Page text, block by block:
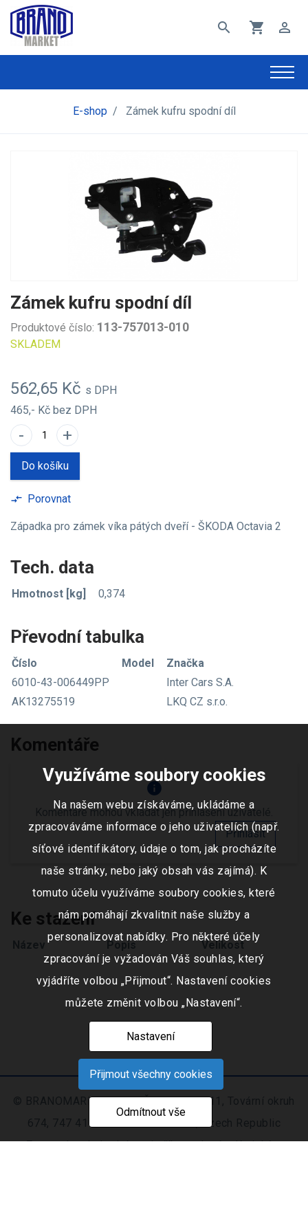
search shopping_cart perm_identity
E-shop / Zámek kufru spodní díl
Zámek kufru spodní díl
Produktové číslo: 113-757013-010
SKLADEM
562,65 Kč s DPH
465,- Kč bez DPH
- +
Do košíku
compare_arrows Porovnat
Západka pro zámek víka pátých dveří - ŠKODA Octavia 2
Tech. data
Hmotnost [kg] 0,374
Převodní tabulka
Číslo Model
Značka
6010-43-006449PP
Inter Cars S.A.
AK13275519
LKQ CZ s.r.o.
Komentáře
info
Komentáře mohou vkládat jen přihlášení uživatelé.
Přihlásit
Ke stažení
Název Popis Velikost
© BRANOMARKET s.r.o., IČO: 253 51 311, Tovární okruh
674, 747 41 Hradec nad Moravicí, Czech Republic
Zapsaná v obchodním rejstříku vedeném Krajským
Využíváme soubory cookies
Na našem webu získáváme, ukládáme a
zpracováváme informace o jeho uživatelích (např.
síťové identifikátory, údaje o tom, jak procházíte
naše stránky, nebo jaký obsah vás zajímá). K
tomuto účelu využíváme soubory cookies, které
nám pomáhají zkvalitnit naše služby a
personalizovat nabídky. Pro některé účely
zpracování je vyžadován Váš souhlas, který
vyjádříte volbou „Přijmout“. Nastavení cookies
můžete změnit volbou „Nastavení“.
Nastavení
Přijmout všechny cookies
Odmítnout vše